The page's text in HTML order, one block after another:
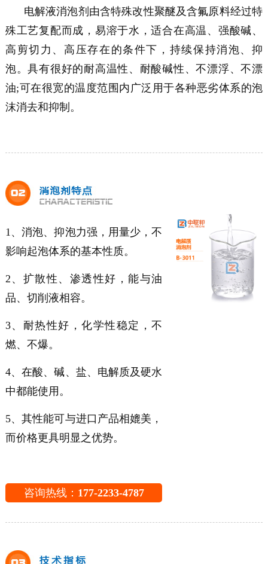
电解液消泡剂由含特殊改性聚醚及含氟原料经过特
殊工艺复配而成，易溶于水，适合在高温、强酸碱、
高剪切力、高压存在的条件下，持续保持消泡、抑
泡。具有很好的耐高温性、耐酸碱性、不漂浮、不漂
油;可在很宽的温度范围内广泛用于各种恶劣体系的泡
沫消去和抑制。
1、消泡、抑泡力强，用量少，不
影响起泡体系的基本性质。
2、扩散性、渗透性好，能与油
品、切削液相容。
3、耐热性好，化学性稳定，不
燃、不爆。
4、在酸、碱、盐、电解质及硬水
中都能使用。
5、其性能可与进口产品相媲美，
而价格更具明显之优势。
咨询热线： 177-2233-4787